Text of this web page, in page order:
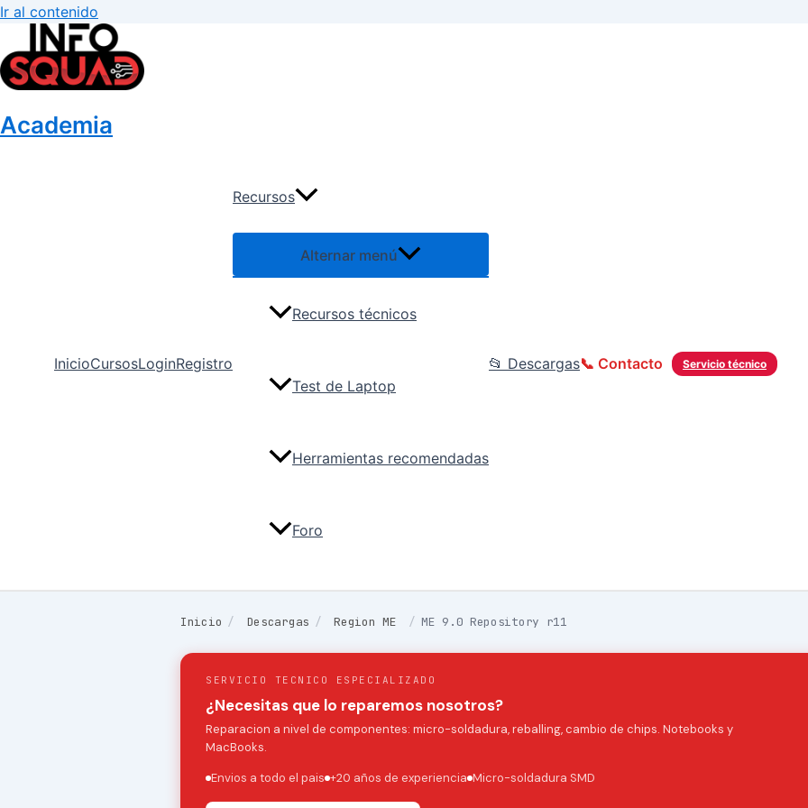
Ir al contenido
Academia
InicioCursosLoginRegistro
Recursos
Alternar menú
Recursos técnicos
Test de Laptop
Herramientas recomendadas
Foro
📂 Descargas Servicio técnico
📞 Contacto
Inicio / Descargas / Region ME / ME 9.0 Repository r11
SERVICIO TECNICO ESPECIALIZADO
¿Necesitas que lo reparemos nosotros?
Reparacion a nivel de componentes: micro-soldadura, reballing, cambio de chips. Notebooks y
MacBooks.
Envios a todo el pais +20 años de experiencia Micro-soldadura SMD